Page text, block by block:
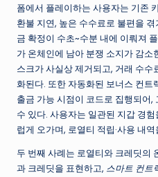
폼에서 플레이하는 사용자는 기존
환불 지연, 높은 수수료로 불편을 겪
금 확정이 수초~수분 내에 이뤄져
가 온체인에 남아 분쟁 소지가 감소
스크가 사실상 제거되고, 거래 수
화된다. 또한 자동화된 보너스 컨트
출금 가능 시점이 코드로 집행되어
수 있다. 사용자는 일관된 지갑 경
럽게 오가며, 로열티 적립·사용 내
두 번째 사례는 로열티와 크레딧의
과 크레딧을 표현하고, 스마트 컨트